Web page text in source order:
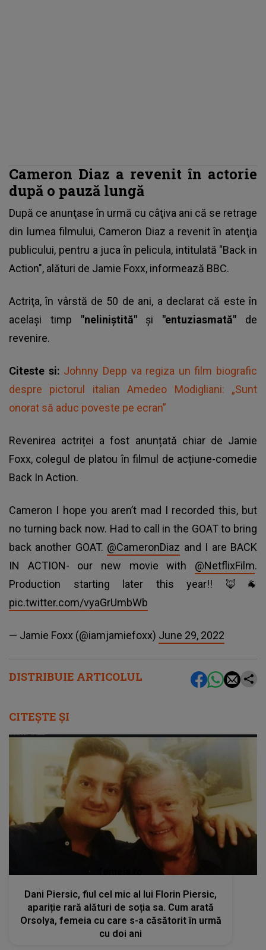
DISTRIBUIE ARTICOLUL
Cameron Diaz a revenit în actorie
după o pauză lungă
După ce anunţase în urmă cu câţiva ani că se retrage
din lumea filmului, Cameron Diaz a revenit în atenţia
publicului, pentru a juca în pelicula, intitulată "Back in
Action", alături de Jamie Foxx, informează BBC.
Actriţa, în vârstă de 50 de ani, a declarat că este în
acelaşi timp "neliniştită" şi "entuziasmată" de
revenire.
Citeste si: Johnny Depp va regiza un film biografic
despre pictorul italian Amedeo Modigliani: „Sunt
onorat să aduc poveste pe ecran”
Revenirea actriței a fost anunțată chiar de Jamie
Foxx, colegul de platou înfilmul de acțiune-comedie
Back In Action.
Cameron I hope you aren’t mad I recorded this, but
no turning back now. Had to call in the GOAT to bring
back another GOAT. @CameronDiaz and I are BACK
IN ACTION- our new movie with @NetflixFilm.
Production starting later this year!! 🦊🐐
pic.twitter.com/vyaGrUmbWb
— Jamie Foxx (@iamjamiefoxx) June 29, 2022
CITEȘTE ȘI
Dani Piersic, fiul cel mic al lui Florin Piersic,
apariție rară alături de soția sa. Cum arată
Orsolya, femeia cu care s-a căsătorit în urmă
cu doi ani